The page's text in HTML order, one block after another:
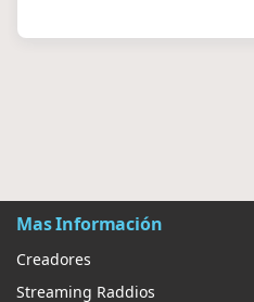
Mas Información
Creadores
Streaming Raddios